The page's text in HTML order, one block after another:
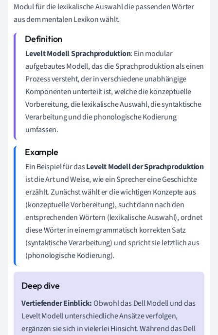
Modul für die lexikalische Auswahl die passenden Wörter
aus dem mentalen Lexikon wählt.
Levelt Modell Sprachproduktion: Ein modular
aufgebautes Modell, das die Sprachproduktion als einen
Prozess versteht, der in verschiedene unabhängige
Komponenten unterteilt ist, welche die konzeptuelle
Vorbereitung, die lexikalische Auswahl, die syntaktische
Verarbeitung und die phonologische Kodierung
umfassen.
Ein Beispiel für dasLevelt Modell der Sprachproduktion
ist die Art und Weise, wie ein Sprecher eine Geschichte
erzählt. Zunächst wählt er die wichtigen Konzepte aus
(konzeptuelle Vorbereitung), sucht dann nach den
entsprechenden Wörtern (lexikalische Auswahl), ordnet
diese Wörter in einem grammatisch korrekten Satz
(syntaktische Verarbeitung) und spricht sie letztlich aus
(phonologische Kodierung).
Vertiefender Einblick:Obwohl das Dell Modell und das
Levelt Modell unterschiedliche Ansätze verfolgen,
ergänzen sie sich in vielerlei Hinsicht. Während das Dell